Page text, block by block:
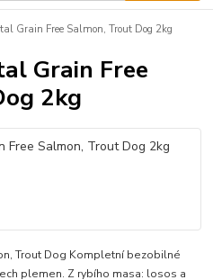
Grain Free Salmon, Trout Dog 2kg
Grain Free
2kg
Trout Dog Kompletní bezobilné
plemen. Z rybího masa: losos a